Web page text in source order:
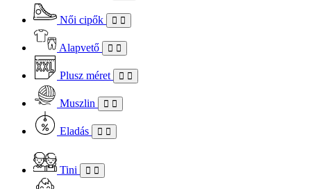
Női cipők
Alapvető
Plusz méret
Muszlin
Eladás
Tini